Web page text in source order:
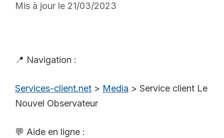
Mis à jour le 21/03/2023
📍 Navigation :
Services-client.net > Media > Service client Le
Nouvel Observateur
💬 Aide en ligne :